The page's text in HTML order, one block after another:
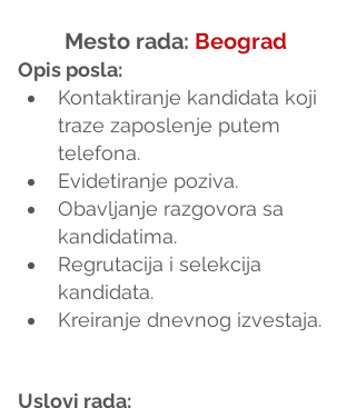
Mesto rada: Beograd
Opis posla:
Kontaktiranje kandidata koji
traze zaposlenje putem
telefona.
Evidetiranje poziva.
Obavljanje razgovora sa
kandidatima.
Regrutacija i selekcija
kandidata.
Kreiranje dnevnog izvestaja.
Uslovi rada: